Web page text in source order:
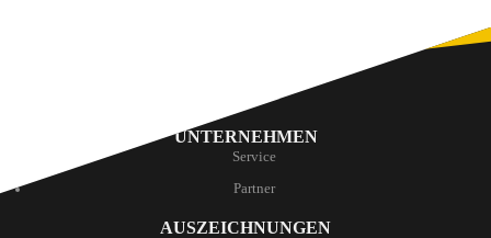
UNTERNEHMEN
Service
Partner
AUSZEICHNUNGEN